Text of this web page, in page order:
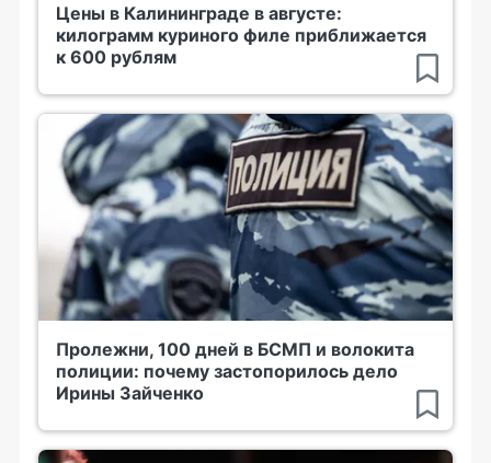
Цены в Калининграде в августе:
килограмм куриного филе приближается
к 600 рублям
Пролежни, 100 дней в БСМП и волокита
полиции: почему застопорилось дело
Ирины Зайченко